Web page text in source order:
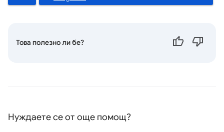
Това полезно ли бе?
Нуждаете се от още помощ?